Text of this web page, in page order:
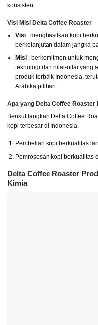
konsisten.
Visi Misi Delta Coffee Roaster
Visi : menghasilkan kopi
berkelanjutan dalam jangka
Misi : berkomitmen untuk
teknologi dan nilai-nilai yang
produk terbaik Indonesia,
Arabika pilihan.
Apa yang Delta Coffee Roaster
Berikut langkah Delta Coffee
kopi terbesar di Indonesia.
Pembelian kopi berkualitas
Pemrosesan kopi berkualitas
Delta Coffee Roaster
Kimia